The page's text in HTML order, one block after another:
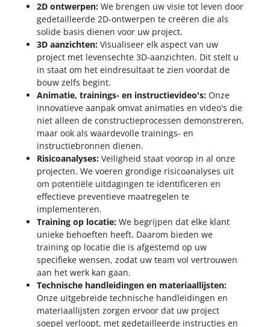
2D ontwerpen:We brengen uw visie tot leven door
gedetailleerde 2D-ontwerpen te creëren die als
solide basis dienen voor uw project.
3D aanzichten:Visualiseer elk aspect van uw
project met levensechte 3D-aanzichten. Dit stelt u
in staat om het eindresultaat te zien voordat de
bouw zelfs begint.
Animatie, trainings- en instructievideo's:Onze
innovatieve aanpak omvat animaties en video's die
niet alleen de constructieprocessen demonstreren,
maar ook als waardevolle trainings- en
instructiebronnen dienen.
Risicoanalyses:Veiligheid staat voorop in al onze
projecten. We voeren grondige risicoanalyses uit
om potentiële uitdagingen te identificeren en
effectieve preventieve maatregelen te
implementeren.
Training op locatie:We begrijpen dat elke klant
unieke behoeften heeft. Daarom bieden we
training op locatie die is afgestemd op uw
specifieke wensen, zodat uw team vol vertrouwen
aan het werk kan gaan.
Technische handleidingen en materiaallijsten:
Onze uitgebreide technische handleidingen en
materiaallijsten zorgen ervoor dat uw project
soepel verloopt, met gedetailleerde instructies en